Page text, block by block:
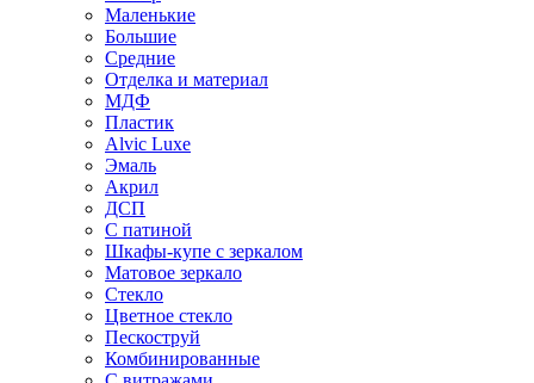
Маленькие
Большие
Средние
Отделка и материал
МДФ
Пластик
Alvic Luxe
Эмаль
Акрил
ДСП
С патиной
Шкафы-купе с зеркалом
Матовое зеркало
Стекло
Цветное стекло
Пескоструй
Комбинированные